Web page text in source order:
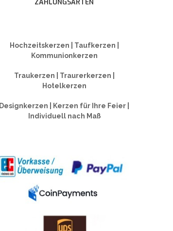
ZAHLUNGSARTEN
Hochzeitskerzen | Taufkerzen |
Kommunionkerzen
Traukerzen | Traurerkerzen |
Hotelkerzen
Designkerzen | Kerzen für Ihre Feier |
Individuell nach Maß